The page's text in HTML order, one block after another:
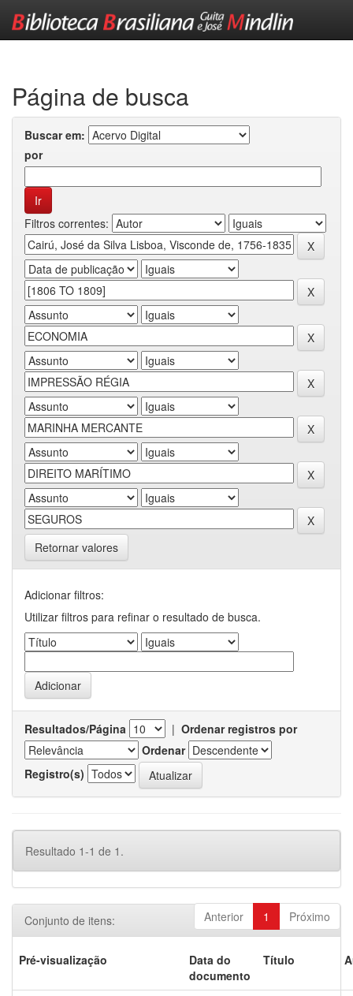
Página de busca
Buscar em:
por
Filtros correntes:
Retornar valores
Adicionar filtros:
Utilizar filtros para refinar o resultado de busca.
Resultados/Página | Ordenar registros por
Ordenar
Registro(s)
Resultado 1-1 de 1.
Anterior 1 Próximo
Conjunto de itens:
Pré-visualização
Data do
documento
Título